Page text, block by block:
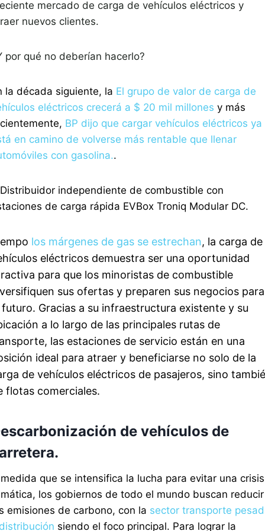
mercado de carga de vehículos eléctricos y
nuevos clientes.
por qué no deberían hacerlo?
la década siguiente, la El grupo de valor de carga de
eléctricos crecerá a $ 20 mil millones y más
BP dijo que cargar vehículos eléctricos ya
en camino de volverse más rentable que llenar
con gasolina..
los márgenes de gas se estrechan, la carga de
eléctricos demuestra ser una oportunidad
para que los minoristas de combustible
sus ofertas y preparen sus negocios para
futuro. Gracias a su infraestructura existente y su
a lo largo de las principales rutas de
las estaciones de servicio están en una
ideal para atraer y beneficiarse no solo de la
de vehículos eléctricos de pasajeros, sino
flotas comerciales.
de vehículos de
que se intensifica la lucha para evitar una crisis
los gobiernos de todo el mundo buscan reducir
emisiones de carbono, con la sector transporte
siendo el foco principal. Para lograr la